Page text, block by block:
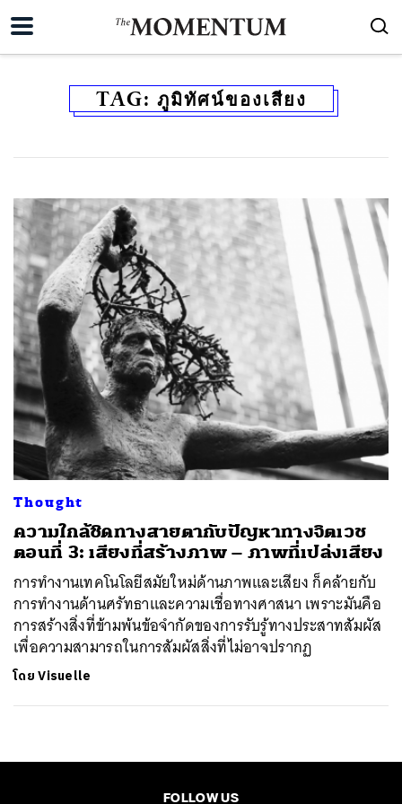
TAG: ภูมิทัศน์ของเสียง
Thought
ความใกล้ชิดทางสายตากับปัญหาทางจิตเวช
ตอนที่ 3: เสียงที่สร้างภาพ – ภาพที่เปล่งเสียง
การทำงานเทคโนโลยีสมัยใหม่ด้านภาพและเสียง ก็คล้ายกับ
การทำงานด้านศรัทธาและความเชื่อทางศาสนา เพราะมันคือ
การสร้างสิ่งที่ข้ามพ้นข้อจำกัดของการรับรู้ทางประสาทสัมผัส
เพื่อความสามารถในการสัมผัสสิ่งที่ไม่อาจปรากฏ
โดยVisuelle
FOLLOW US
ค้นหา
SHARE TWEET LINE EMAIL